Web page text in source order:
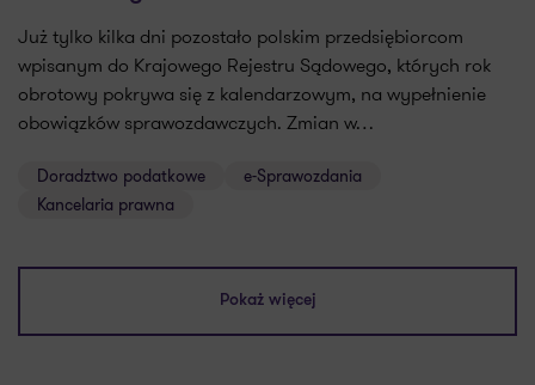
Już tylko kilka dni pozostało polskim przedsiębiorcom
wpisanym do Krajowego Rejestru Sądowego, których rok
obrotowy pokrywa się z kalendarzowym, na wypełnienie
obowiązków sprawozdawczych. Zmian w…
Doradztwo podatkowe
e-Sprawozdania
Kancelaria prawna
Pokaż więcej